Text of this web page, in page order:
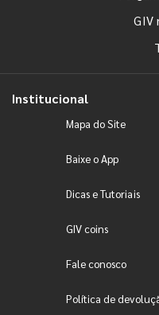
GIV
Institucional
Mapa do Site
Baixe o App
Dicas e Tutoriais
GIV coins
Fale conosco
Política de